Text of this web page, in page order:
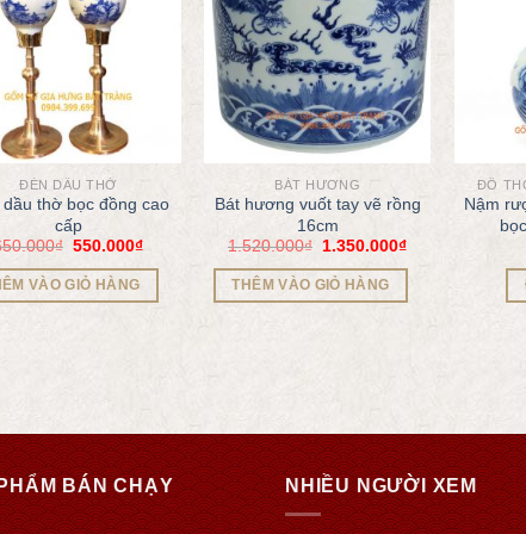
ĐÈN DẦU THỜ
thờ bọc đồng cao
cấp
₫ 550.000₫
VÀO GIỎ HÀNG
BÁT HƯƠNG
Bát hương vuốt tay vẽ rồng
16cm
1.520.000₫ 1.350.000₫
THÊM VÀO GIỎ HÀNG
ĐỒ
Nậm
BÁN CHẠY NHIỀU NGƯỜI XEM